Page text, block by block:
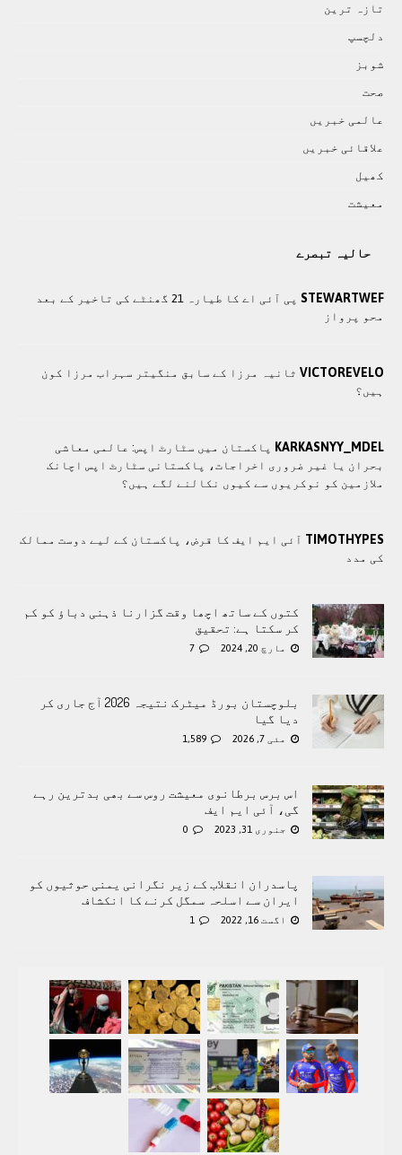
تازہ ترين
دلچسپ
شوبز
صحت
عالمی خبريں
علاقائی خبريں
کھيل
معيشت
حالیہ تبصرے
STEWARTWEF
پی آئی اے کا طیارہ 21 گھنٹے کی تاخیر کے بعد
محو پرواز
VICTOREVELO ثانیہ مرزا کے سابق منگیتر سہراب مرزا کون
ہیں؟
KARKASNYY_MDEL پاکستان میں سٹارٹ اپس: عالمی معاشی
بحران یا غیر ضروری اخراجات، پاکستانی سٹارٹ اپس اچانک
ملازمین کو نوکریوں سے کیوں نکالنے لگے ہیں؟
TIMOTHYPES آئی ایم ایف کا قرض، پاکستان کے لیے دوست ممالک
کی مدد
کتوں کے ساتھ اچھا وقت گزارنا ذہنی دباؤ کو کم
کر سکتا ہے: تحقیق
مارچ 20, 2024 7
بلوچستان بورڈ میٹرک نتیجہ 2026 آج جاری کر
دیا گیا
مئی 7, 2026 1,589
اس برس برطانوی معیشت روس سے بھی بدترین رہے
گی، آئی ایم ایف
جنوری 31, 2023 0
پاسدران انقلاب کے زیر نگرانی یمنی حوثیوں کو
ایران سے اسلحہ سمگل کرنے کا انکشاف
اگست 16, 2022 1